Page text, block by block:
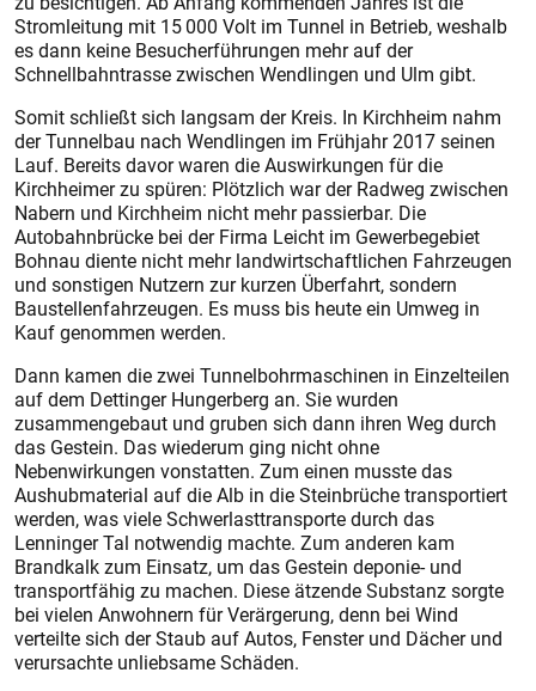
Stromleitung mit 15 000 Volt im Tunnel in Betrieb, weshalb
es dann keine Besucherführungen mehr auf der
Schnellbahntrasse zwischen Wendlingen und Ulm gibt.
Somit schließt sich langsam der Kreis. In Kirchheim nahm
der Tunnelbau nach Wendlingen im Frühjahr 2017 seinen
Lauf. Bereits davor waren die Auswirkungen für die
Kirchheimer zu spüren: Plötzlich war der Radweg zwischen
Nabern und Kirchheim nicht mehr passierbar. Die
Autobahnbrücke bei der Firma Leicht im Gewerbegebiet
Bohnau diente nicht mehr landwirtschaftlichen Fahrzeugen
und sonstigen Nutzern zur kurzen Überfahrt, sondern
Baustellenfahrzeugen. Es muss bis heute ein Umweg in
Kauf genommen werden.
Dann kamen die zwei Tunnelbohrmaschinen in Einzelteilen
auf dem Dettinger Hungerberg an. Sie wurden
zusammengebaut und gruben sich dann ihren Weg durch
das Gestein. Das wiederum ging nicht ohne
Nebenwirkungen vonstatten. Zum einen musste das
Aushubmaterial auf die Alb in die Steinbrüche transportiert
werden, was viele Schwerlasttransporte durch das
Lenninger Tal notwendig machte. Zum anderen kam
Brandkalk zum Einsatz, um das Gestein deponie- und
transportfähig zu machen. Diese ätzende Substanz sorgte
bei vielen Anwohnern für Verärgerung, denn bei Wind
verteilte sich der Staub auf Autos, Fenster und Dächer und
verursachte unliebsame Schäden.